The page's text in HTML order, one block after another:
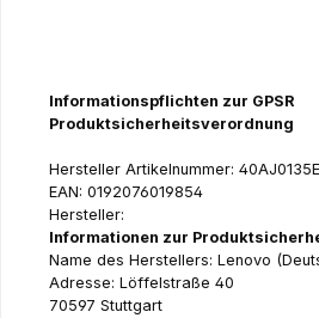
Informationspflichten zur GPSR
Produktsicherheitsverordnung
Hersteller Artikelnummer:
EAN: 0192076019854
Hersteller:
Informationen zur
Name des Herstellers: Lenovo
Adresse: Löffelstraße 40
70597 Stuttgart